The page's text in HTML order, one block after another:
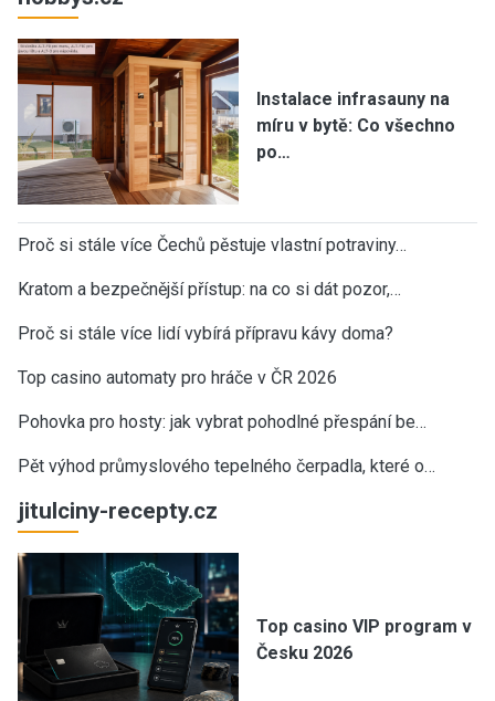
Instalace infrasauny na
míru v bytě: Co všechno
po…
Proč si stále více Čechů pěstuje vlastní potraviny…
Kratom a bezpečnější přístup: na co si dát pozor,…
Proč si stále více lidí vybírá přípravu kávy doma?
Top casino automaty pro hráče v ČR 2026
Pohovka pro hosty: jak vybrat pohodlné přespání be…
Pět výhod průmyslového tepelného čerpadla, které o…
jitulciny-recepty.cz
Top casino VIP program v
Česku 2026